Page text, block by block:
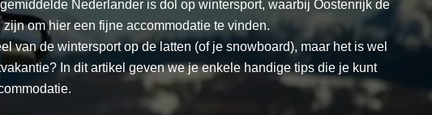
Nederlander is dol op wintersport, waarbij Oostenrijk de
om hier een fijne accommodatie te vinden.
van de wintersport op de latten (of je snowboard), maar het is wel
In dit artikel geven we je enkele handige tips die je kunt